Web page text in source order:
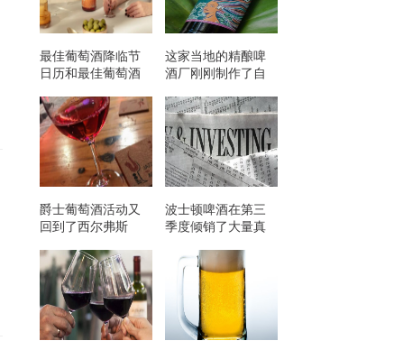
最佳葡萄酒降临节
日历和最佳葡萄酒
这家当地的精酿啤
酒厂刚刚制作了自
常棒
爵士葡萄酒活动又
回到了西尔弗斯
波士顿啤酒在第三
季度倾销了大量真